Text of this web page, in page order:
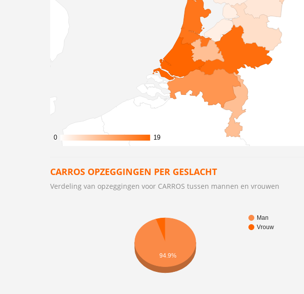
0
0 19
19
CARROS OPZEGGINGEN PER GESLACHT
Verdeling van opzeggingen voor CARROS tussen mannen en vrouwen
Man
Vrouw
94.9%